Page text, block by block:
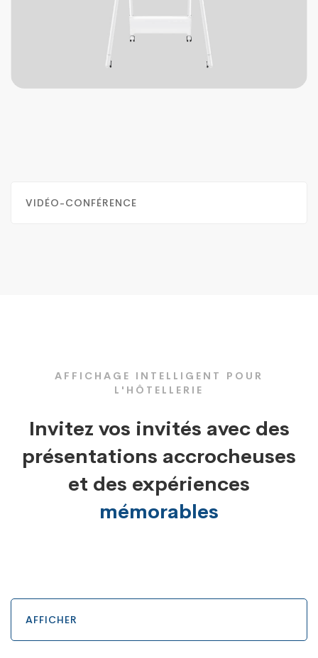
VIDÉO-CONFÉRENCE
AFFICHAGE INTELLIGENT POUR
L'HÔTELLERIE
Invitez vos invités avec des
présentations accrocheuses
et des expériences
mémorables
AFFICHER